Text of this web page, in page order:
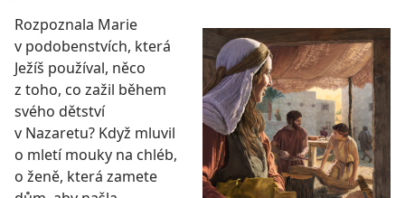
Rozpoznala Marie
v podobenstvích, která
Ježíš používal, něco
z toho, co zažil během
svého dětství
v Nazaretu? Když mluvil
o mletí mouky na chléb,
o ženě, která zamete